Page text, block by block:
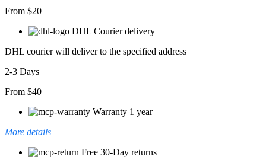
From $20
DHL Courier delivery
DHL courier will deliver to the specified address
2-3 Days
From $40
Warranty 1 year
More details
Free 30-Day returns